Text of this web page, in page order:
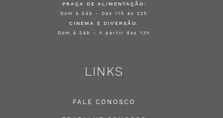
PRAÇA DE ALIMENTAÇÃO:
Dom à Sáb - Das 11h às 22h
CINEMA E DIVERSÃO:
Dom à Sáb - A partir das 13h
LINKS
FALE CONOSCO